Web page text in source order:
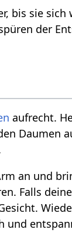
bis sie
der
aufrecht.
Daumen
an und
Falls
und